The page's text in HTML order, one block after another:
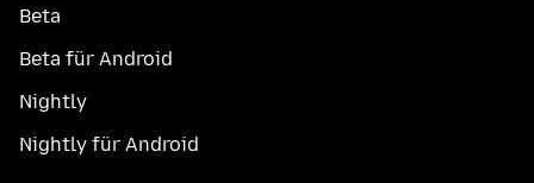
Beta
Beta für Android
Nightly
Nightly für Android